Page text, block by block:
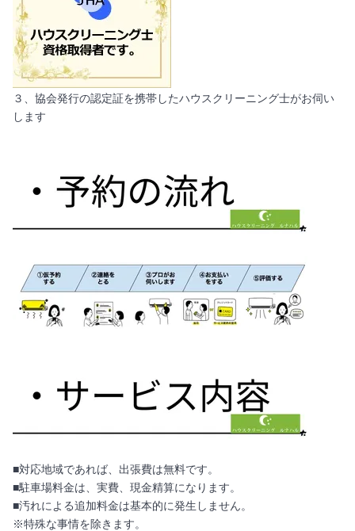
３、協会発行の認定証を携帯したハウスクリーニング士がお伺い
します
■対応地域であれば、出張費は無料です。
■駐車場料金は、実費、現金精算になります。
■汚れによる追加料金は基本的に発生しません。
※特殊な事情を除きます。